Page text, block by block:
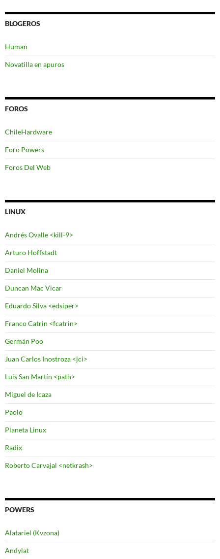
BLOGEROS
Human
Novatilla en apuros
FOROS
ChileHardware
Foro Powers
Foros Del Web
LINUX
Andrés Ovalle <kill-9>
Arturo Hoffstadt
Daniel Molina
Duncan Mac Vicar
Eduardo Silva <edsiper>
Franco Catrin <fcatrin>
Germán Poo
Juan Carlos Inostroza <jci>
Luis San Martín <path>
Miguel de Icaza
Paolo
Planeta Linux
Radix
Roberto Carvajal <netkrash>
POWERS
Alatariel (Kvzona)
Andylat